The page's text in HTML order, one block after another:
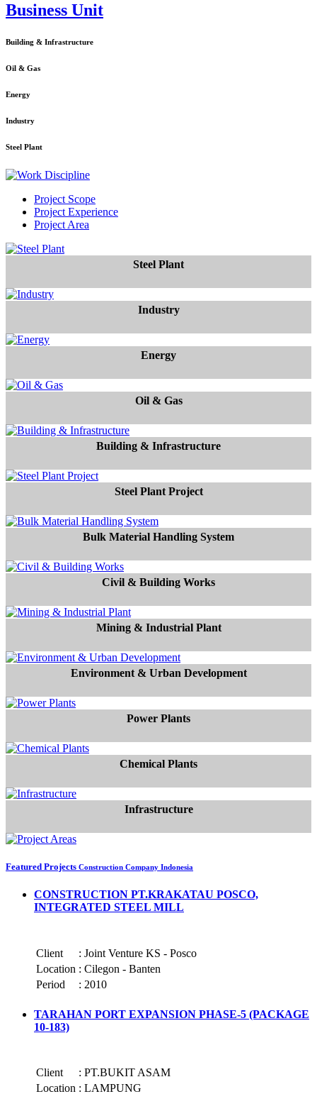
Business Unit
Building & Infrastructure
Oil & Gas
Energy
Industry
Steel Plant
Project Scope
Project Experience
Project Area
Steel Plant
Industry
Energy
Oil & Gas
Building & Infrastructure
Steel Plant Project
Bulk Material Handling System
Civil & Building Works
Mining & Industrial Plant
Environment & Urban Development
Power Plants
Chemical Plants
Infrastructure
Featured Projects Construction Company Indonesia
CONSTRUCTION PT.KRAKATAU POSCO,
INTEGRATED STEEL MILL
Client : Joint Venture KS - Posco
Location : Cilegon - Banten
Period
: 2010
TARAHAN PORT EXPANSION PHASE-5 (PACKAGE
10-183)
Client : PT.BUKIT ASAM
Location : LAMPUNG